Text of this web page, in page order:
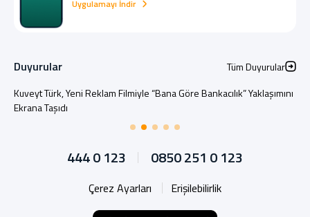
Uygulamayı İndir
Duyurular
Tüm Duyurular
Kuveyt Türk, Yeni Reklam Filmiyle “Bana Göre Bankacılık” Yaklaşımını
Ekrana Taşıdı
444 0 123 0850 251 0 123
Çerez Ayarları Erişilebilirlik